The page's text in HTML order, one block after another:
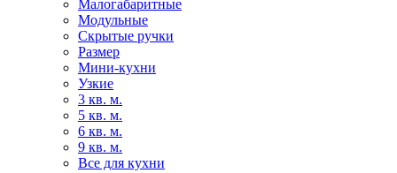
Малогабаритные
Модульные
Скрытые ручки
Размер
Мини-кухни
Узкие
3 кв. м.
5 кв. м.
6 кв. м.
9 кв. м.
Все для кухни